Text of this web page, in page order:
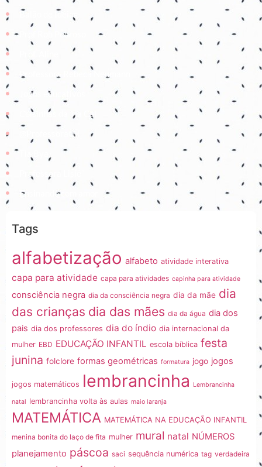
Balão de Ideias
Prof Roh Pedroso
Professora Rebeca Neumann
Jogos educativos
Coisinhas da Tia Cal
@ProfessoraGii
Professora Lisiê
Ensinando com amor
Tags
alfabetização alfabeto atividade interativa
capa para atividade capa para atividades capinha para atividade
consciência negra dia da consciência negra dia da mãe dia
das crianças dia das mães dia da água dia dos
pais dia dos professores dia do índio dia internacional da
mulher EBD EDUCAÇÃO INFANTIL escola bíblica festa
junina folclore formas geométricas formatura jogo jogos
jogos matemáticos lembrancinha Lembrancinha
natal lembrancinha volta às aulas maio laranja
MATEMÁTICA MATEMÁTICA NA EDUCAÇÃO INFANTIL
menina bonita do laço de fita mulher mural natal NÚMEROS
planejamento páscoa saci sequência numérica tag verdadeira